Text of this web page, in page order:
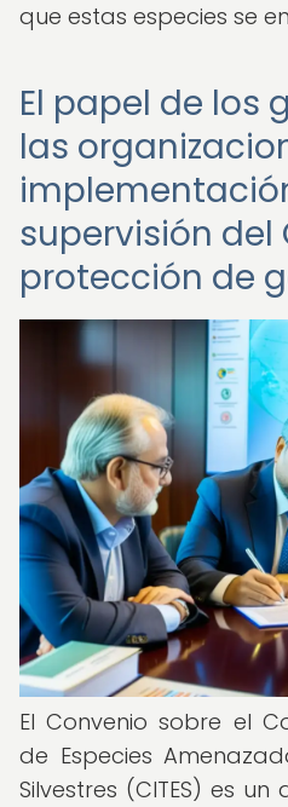
que estas especies se
El papel de los
las
supervisión del
protección de
El Convenio sobre el
de Especies
Silvestres (CITES) es